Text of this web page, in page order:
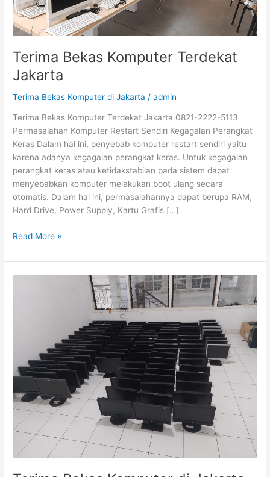
Terima Bekas Komputer Terdekat
Jakarta
Terima Bekas Komputer di Jakarta /admin
Terima Bekas Komputer Terdekat Jakarta 0821-2222-5113
Permasalahan Komputer Restart Sendiri Kegagalan Perangkat
Keras Dalam hal ini, penyebab komputer restart sendiri yaitu
karena adanya kegagalan perangkat keras. Untuk kegagalan
perangkat keras atau ketidakstabilan pada sistem dapat
menyebabkan komputer melakukan boot ulang secara
otomatis. Dalam hal ini, permasalahannya dapat berupa RAM,
Hard Drive, Power Supply, Kartu Grafis […]
Read More »